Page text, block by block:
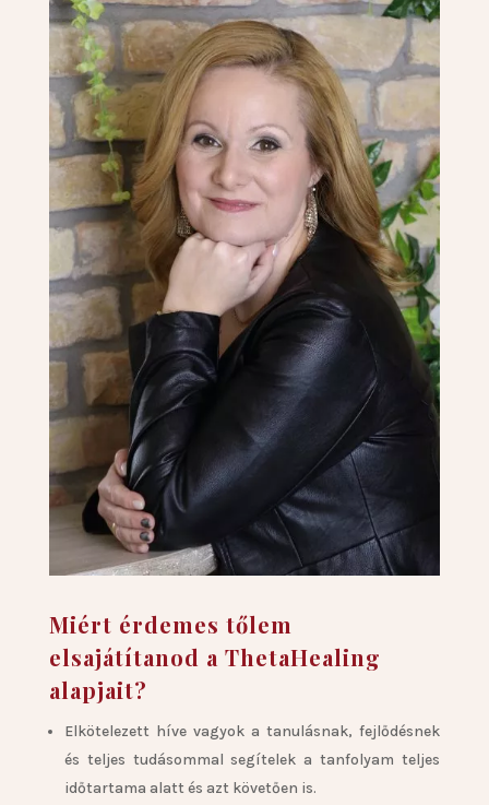
Miért érdemes tőlem
elsajátítanod a ThetaHealing
alapjait?
Elkötelezett híve vagyok a tanulásnak, fejlődésnek
és teljes tudásommal segítelek a tanfolyam teljes
időtartama alatt és azt követően is.